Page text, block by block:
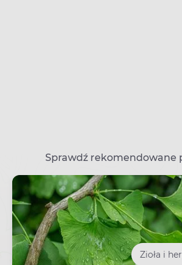
Sprawdź rekomendowane
Zioła i